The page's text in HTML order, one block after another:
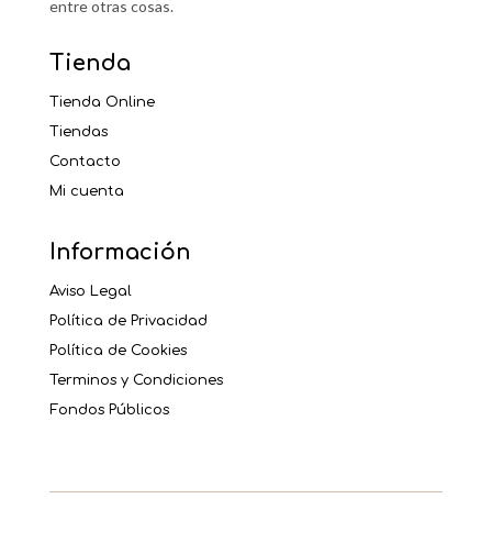
entre otras cosas.
Tienda
Tienda Online
Tiendas
Contacto
Mi cuenta
Información
Aviso Legal
Política de Privacidad
Política de Cookies
Terminos y Condiciones
Fondos Públicos